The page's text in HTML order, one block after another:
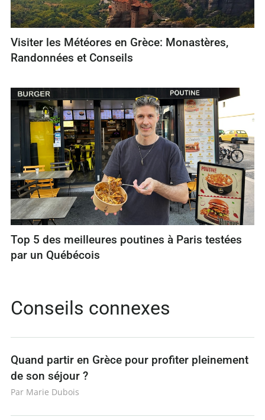
Visiter les Météores en Grèce: Monastères,
Randonnées et Conseils
Top 5 des meilleures poutines à Paris testées
par un Québécois
Conseils connexes
Quand partir en Grèce pour profiter pleinement
de son séjour ?
Par Marie Dubois